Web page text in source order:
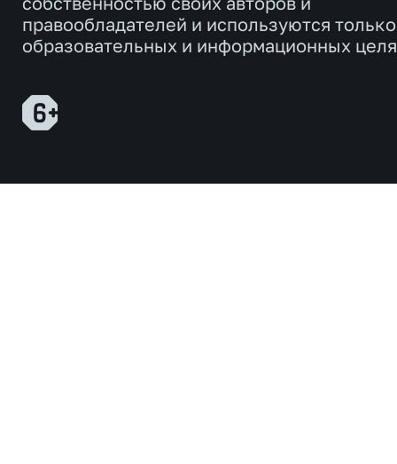
правообладателей и используются
образовательных и информационных